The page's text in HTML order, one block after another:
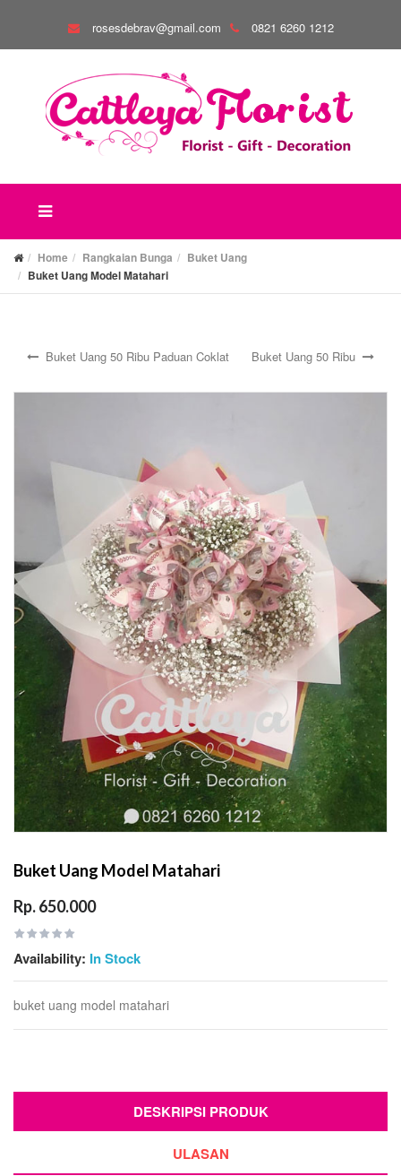
rosesdebrav@gmail.com 0821 6260 1212
Home Rangkaian Bunga
Buket Uang
Buket Uang Model Matahari
Buket Uang 50 Ribu Paduan Coklat Buket Uang 50 Ribu
Buket Uang Model Matahari
Rp. 650.000
Availability: In Stock
buket uang model matahari
DESKRIPSI PRODUK
ULASAN